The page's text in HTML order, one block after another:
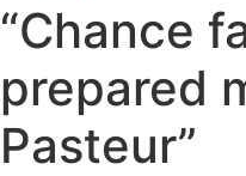
“Chance
prepared
Pasteur”